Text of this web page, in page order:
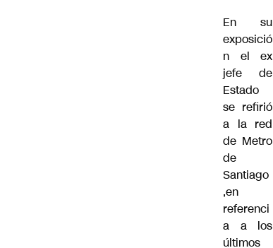
En su
exposició
n el ex
jefe de
Estado
se refirió
a la red
de Metro
de
Santiago
,en
referenci
a a los
últimos